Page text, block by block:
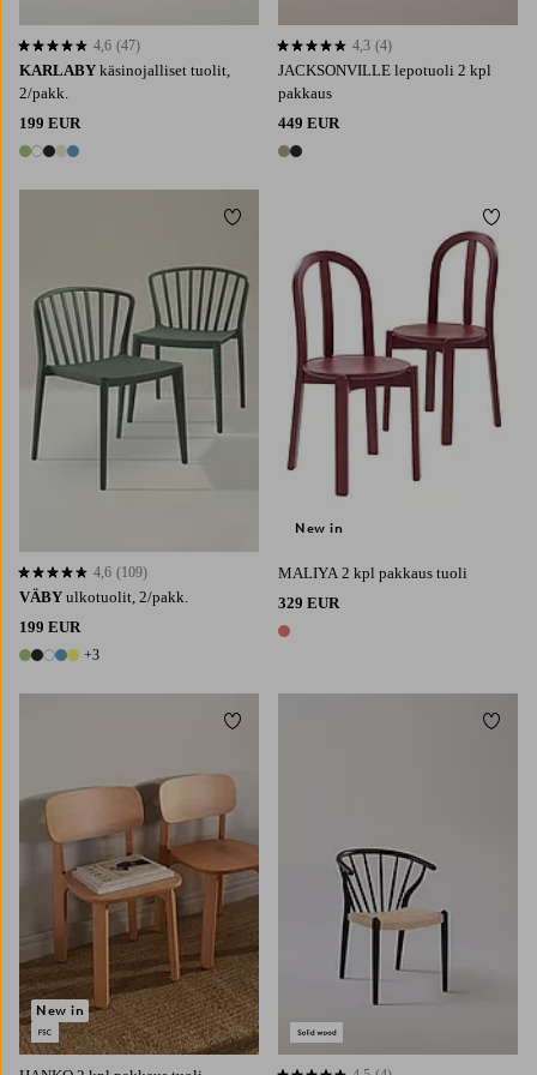
KARLABY käsinojalliset tuolit,
2/pakk.
199 EUR
5 värejä
4,6 perustuen 47 arvosanaan
4,6 (47)
JACKSONVILLE lepotuoli 2 kpl
pakkaus
449 EUR
2 värejä
4,3 perustuen 4 arvosanaan
4,3 (4)
VÄBY ulkotuolit, 2/pakk.
199 EUR
8 värejä
+3
4,6 perustuen 109 arvosanaan
4,6 (109)
Lisää suosikkeihin
MALIYA 2 kpl pakkaus tuoli
329 EUR
1 väri
New in
Lisää
New in
Lisää suosikkeihin Lisää